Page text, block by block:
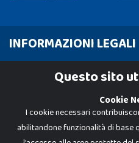
INFORMAZIONI LEGALI
Cookie PolicyQuesto sito
Cookie
I cookie necessari
abilitandone funzionalità di base